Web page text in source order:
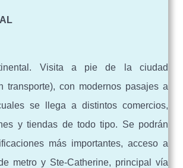
Visita a pie de la ciudad
transporte), con modernos pasajes a
se llega a distintos comercios,
y tiendas de todo tipo. Se podrán
más importantes, acceso a
metro y Ste-Catherine, principal vía